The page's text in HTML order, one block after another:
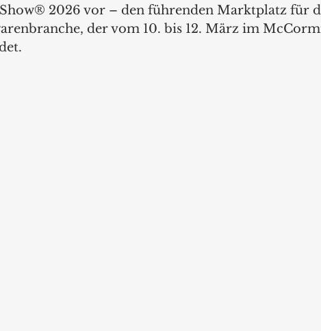
2026 vor – den führenden Marktplatz für
der vom 10. bis 12. März im